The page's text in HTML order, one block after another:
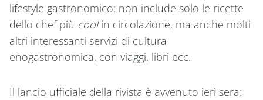
lifestyle gastronomico: non include solo le ricette
dello chef più coolin circolazione, ma anche molti
altri interessanti servizi di cultura
enogastronomica, con viaggi, libri ecc.
Il lancio ufficiale della rivista è avvenuto ieri sera: